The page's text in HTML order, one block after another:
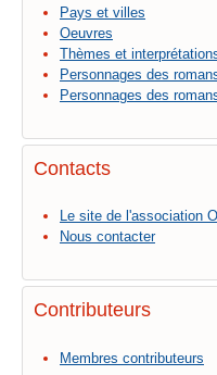
Pays et villes
Oeuvres
Thèmes et
Personnages des
Personnages des
Contacts
Le site de l'association
Nous contacter
Contributeurs
Membres contributeurs